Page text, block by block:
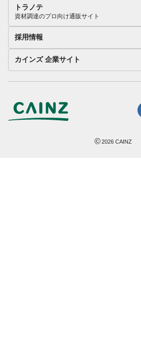
トラノテ
資材調達のプロ向け通販サイト
採用情報
カインズ 企業サイト
©2026 CAINZ